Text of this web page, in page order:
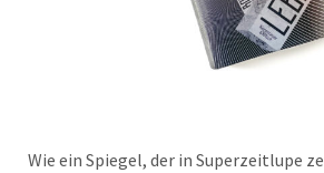
Wie ein Spiegel, der in Superzeitlupe